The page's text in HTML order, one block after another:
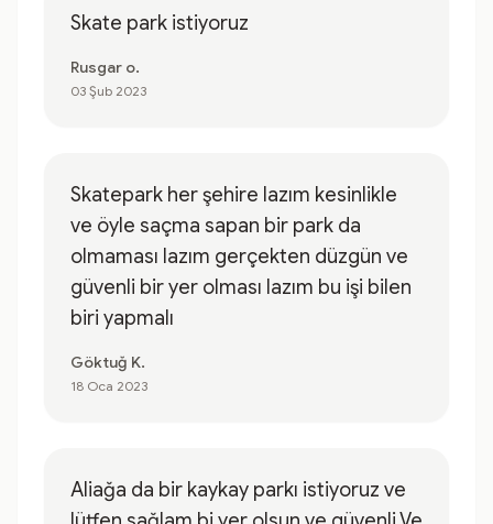
Skate park istiyoruz
Rusgar o.
03 Şub 2023
Skatepark her şehire lazım kesinlikle
ve öyle saçma sapan bir park da
olmaması lazım gerçekten düzgün ve
güvenli bir yer olması lazım bu işi bilen
biri yapmalı
Göktuğ K.
18 Oca 2023
Aliağa da bir kaykay parkı istiyoruz ve